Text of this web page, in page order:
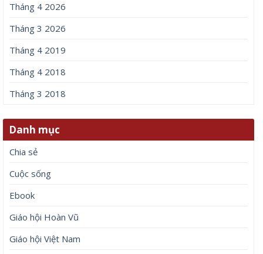
Tháng 4 2026
Tháng 3 2026
Tháng 4 2019
Tháng 4 2018
Tháng 3 2018
Danh mục
Chia sẻ
Cuộc sống
Ebook
Giáo hội Hoàn Vũ
Giáo hội Việt Nam